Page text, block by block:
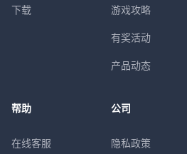
下载 游戏攻略
有奖活动
产品动态
帮助
在线客服
公司
隐私政策